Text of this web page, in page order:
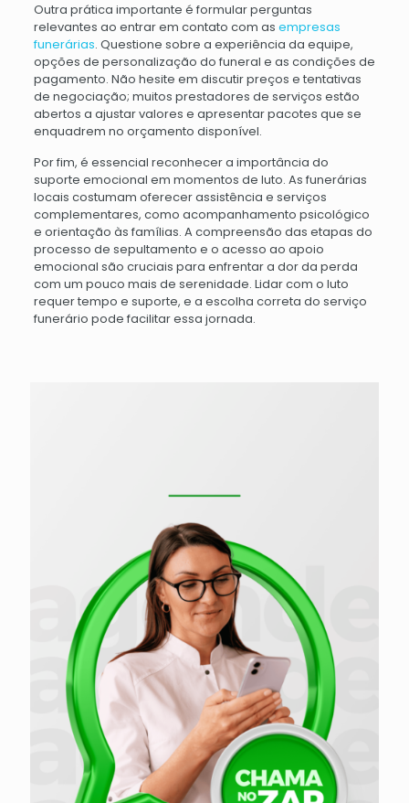
Outra prática importante é formular perguntas
relevantes ao entrar em contato com as empresas
funerárias. Questione sobre a experiência da equipe,
opções de personalização do funeral e as condições de
pagamento. Não hesite em discutir preços e tentativas
de negociação; muitos prestadores de serviços estão
abertos a ajustar valores e apresentar pacotes que se
enquadrem no orçamento disponível.
Por fim, é essencial reconhecer a importância do
suporte emocional em momentos de luto. As funerárias
locais costumam oferecer assistência e serviços
complementares, como acompanhamento psicológico
e orientação às famílias. A compreensão das etapas do
processo de sepultamento e o acesso ao apoio
emocional são cruciais para enfrentar a dor da perda
com um pouco mais de serenidade. Lidar com o luto
requer tempo e suporte, e a escolha correta do serviço
funerário pode facilitar essa jornada.